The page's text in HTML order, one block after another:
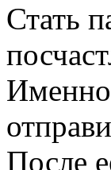
Стать
После